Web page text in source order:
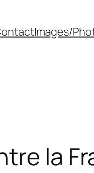
Images/
la